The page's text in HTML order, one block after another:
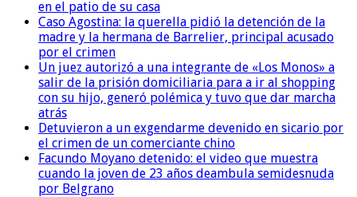
en el patio de su casa
Caso Agostina: la querella pidió la detención de la
madre y la hermana de Barrelier, principal acusado
por el crimen
Un juez autorizó a una integrante de «Los Monos» a
salir de la prisión domiciliaria para a ir al shopping
con su hijo, generó polémica y tuvo que dar marcha
atrás
Detuvieron a un exgendarme devenido en sicario por
el crimen de un comerciante chino
Facundo Moyano detenido: el video que muestra
cuando la joven de 23 años deambula semidesnuda
por Belgrano